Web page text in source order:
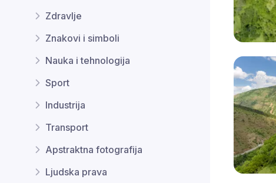
Zdravlje
Znakovi i simboli
Nauka i tehnologija
Sport
Industrija
Transport
Apstraktna fotografija
Ljudska prava